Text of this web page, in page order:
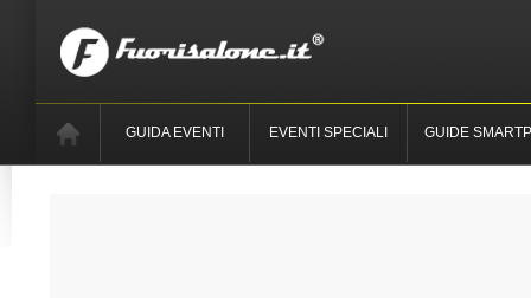
GUIDA EVENTI EVENTI SPECIALI GUIDE